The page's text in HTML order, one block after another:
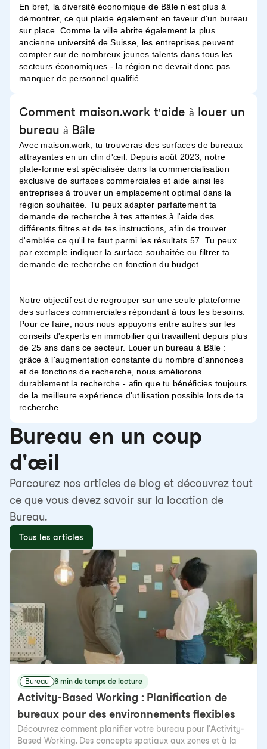
En bref, la diversité économique de Bâle n'est plus à
démontrer, ce qui plaide également en faveur d'un bureau
sur place. Comme la ville abrite également la plus
ancienne université de Suisse, les entreprises peuvent
compter sur de nombreux jeunes talents dans tous les
secteurs économiques - la région ne devrait donc pas
manquer de personnel qualifié.
Comment maison.work t'aide à louer un
bureau à Bâle
Avec maison.work, tu trouveras des surfaces de bureaux
attrayantes en un clin d'œil. Depuis août 2023, notre
plate-forme est spécialisée dans la commercialisation
exclusive de surfaces commerciales et aide ainsi les
entreprises à trouver un emplacement optimal dans la
région souhaitée. Tu peux adapter parfaitement ta
demande de recherche à tes attentes à l'aide des
différents filtres et de tes instructions, afin de trouver
d'emblée ce qu'il te faut parmi les résultats 57. Tu peux
par exemple indiquer la surface souhaitée ou filtrer ta
demande de recherche en fonction du budget.
Notre objectif est de regrouper sur une seule plateforme
des surfaces commerciales répondant à tous les besoins.
Pour ce faire, nous nous appuyons entre autres sur les
conseils d'experts en immobilier qui travaillent depuis plus
de 25 ans dans ce secteur. Louer un bureau à Bâle :
grâce à l'augmentation constante du nombre d'annonces
et de fonctions de recherche, nous améliorons
durablement la recherche - afin que tu bénéficies toujours
de la meilleure expérience d'utilisation possible lors de ta
recherche.
Bureau en un coup
d'œil
Parcourez nos articles de blog et découvrez tout
ce que vous devez savoir sur la location de
Bureau.
Tous les articles
Bureau 6 min de temps de lecture
Activity-Based Working : Planification de
bureaux pour des environnements flexibles
Découvrez comment planifier votre bureau pour l'Activity-
Based Working. Des concepts spatiaux aux zones et à la